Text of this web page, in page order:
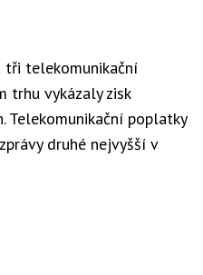
tři telekomunikační
trhu vykázaly zisk
Telekomunikační poplatky
druhé nejvyšší v